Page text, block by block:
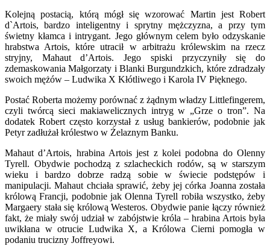
Kolejną postacią, którą mógł się wzorować Martin jest Robert
d`Artois, bardzo inteligentny i sprytny mężczyzna, a przy tym
świetny kłamca i intrygant. Jego głównym celem było odzyskanie
hrabstwa Artois, które utracił w arbitrażu królewskim na rzecz
stryjny, Mahaut d’Artois. Jego spiski przyczyniły się do
zdemaskowania Małgorzaty i Blanki Burgundzkich, które zdradzały
swoich mężów – Ludwika X Kłótliwego i Karola IV Pięknego.
Postać Roberta możemy porównać z żądnym władzy Littlefingerem,
czyli twórcą sieci makiawelicznych intryg w „Grze o tron”. Na
dodatek Robert często korzystał z usług bankierów, podobnie jak
Petyr zadłużał królestwo w Żelaznym Banku.
Mahaut d’Artois, hrabina Artois jest z kolei podobna do Olenny
Tyrell. Obydwie pochodzą z szlacheckich rodów, są w starszym
wieku i bardzo dobrze radzą sobie w świecie podstępów i
manipulacji. Mahaut chciała sprawić, żeby jej córka Joanna została
królową Francji, podobnie jak Olenna Tyrell robiła wszystko, żeby
Margaery stała się królową Westeros. Obydwie panie łączy również
fakt, że miały swój udział w zabójstwie króla – hrabina Artois była
uwikłana w otrucie Ludwika X, a Królowa Cierni pomogła w
podaniu trucizny Joffreyowi.